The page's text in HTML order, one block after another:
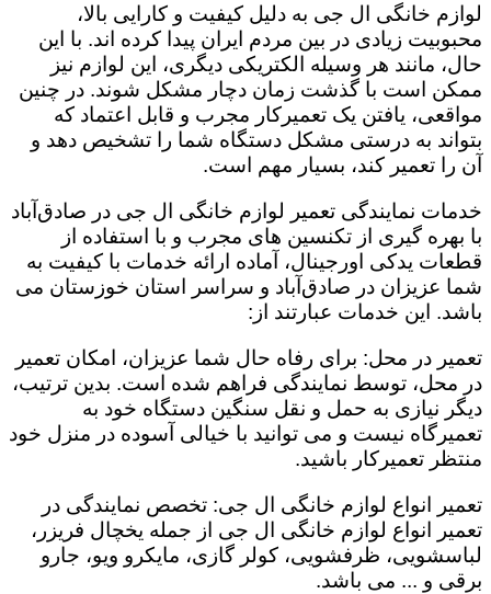
لوازم خانگی ال جی به دلیل کیفیت و کارایی بالا،
محبوبیت زیادی در بین مردم ایران پیدا کرده اند. با این
حال، مانند هر وسیله الکتریکی دیگری، این لوازم نیز
ممکن است با گذشت زمان دچار مشکل شوند. در چنین
مواقعی، یافتن یک تعمیرکار مجرب و قابل اعتماد که
بتواند به درستی مشکل دستگاه شما را تشخیص دهد و
آن را تعمیر کند، بسیار مهم است.
خدمات نمایندگی تعمیر لوازم خانگی ال جی در صادق‌آباد
با بهره گیری از تکنسین های مجرب و با استفاده از
قطعات یدکی اورجینال، آماده ارائه خدمات با کیفیت به
شما عزیزان در صادق‌آباد و سراسر استان خوزستان می
باشد. این خدمات عبارتند از:
تعمیر در محل: برای رفاه حال شما عزیزان، امکان تعمیر
در محل، توسط نمایندگی فراهم شده است. بدین ترتیب،
دیگر نیازی به حمل و نقل سنگین دستگاه خود به
تعمیرگاه نیست و می توانید با خیالی آسوده در منزل خود
منتظر تعمیرکار باشید.
تعمیر انواع لوازم خانگی ال جی: تخصص نمایندگی در
تعمیر انواع لوازم خانگی ال جی از جمله یخچال فریزر،
لباسشویی، ظرفشویی، کولر گازی، مایکرو ویو، جارو
برقی و ... می باشد.